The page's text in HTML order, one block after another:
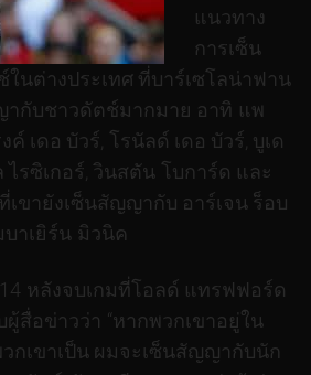
แนวทาง
การเซ็น
นต่างประเทศ ที่บาร์เซโลน่าฟาน
กับชาวดัตช์มากมาย อาทิ แพ
เดอ บัวร์, โรนัลด์ เดอ บัวร์, บูเด
ไรซิเกอร์, วินสตัน โบการ์ด และ
ขายังเซ็นสัญญากับ อาร์เจน ร็อบ
าเยิร์น มิวนิค
หลังจบเกมที่โอลด์ แทรฟฟอร์ด
สื่อข่าวว่า “หากพวกเขาอยู่ใน
กเขาเป็น ผมจะเซ็นสัญญากับนัก